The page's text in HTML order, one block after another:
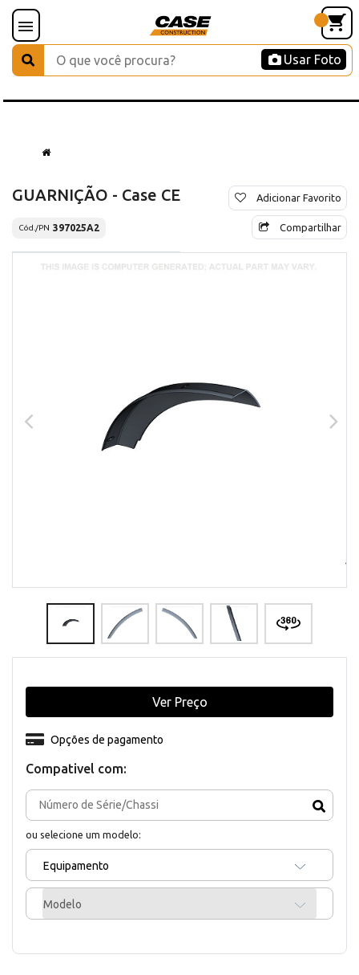
Usar Foto
GUARNIÇÃO - Case CE
Cód./PN 397025A2
Adicionar Favorito
Compartilhar
Compativel com:
ou selecione um modelo:
Equipamento
Modelo
Opções de pagamento
Ver Preço